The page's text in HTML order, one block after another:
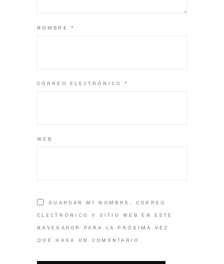
NOMBRE*
CORREO ELECTRÓNICO *
WEB
GUARDAR MI NOMBRE, CORREO
ELECTRÓNICO Y SITIO WEB EN ESTE
NAVEGADOR PARA LA PRÓXIMA VEZ
QUE HAGA UN COMENTARIO.